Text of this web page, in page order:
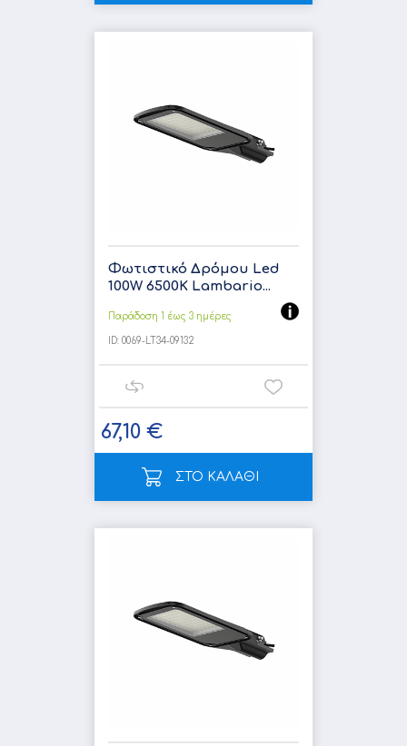
Φωτιστικό Δρόμου Led
100W 6500K Lambario...
Παράδοση 1 έως 3 ημέρες
ID: 0069-LT34-09132
67,10 €
ΣΤΟ ΚΑΛΑΘΙ